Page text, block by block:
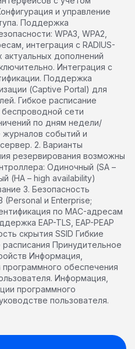
и управление
Поддержка
WPA3, WPA2,
интеграция с RADIUS-
дополнений
Интеграция с
Поддержка
(Captive Portal) для
Гибкое расписание
сети
по дням недели/
событий и
2. Варианты
резервирования возможны
Одиночный (SA –
(HA – high availability)
3. Безопасность
(Personal и Enterprise;
по MAC-адресам
EAP-TLS, EAP-PEAP
скрытия SSID Гибкие
Принудительное
Информация,
обеспечения
Информация,
программного
пользователя.